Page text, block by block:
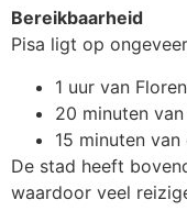
Bereikbaarheid
Pisa ligt op
1 uur van
20 minuten
15 minuten
De stad heeft
waardoor veel